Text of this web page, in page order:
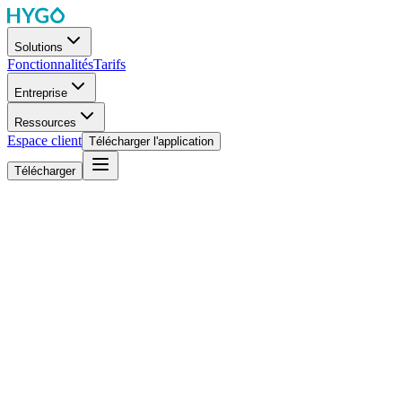
Solutions
FonctionnalitésTarifs
Entreprise
Ressources
Espace client Télécharger l'application
Télécharger